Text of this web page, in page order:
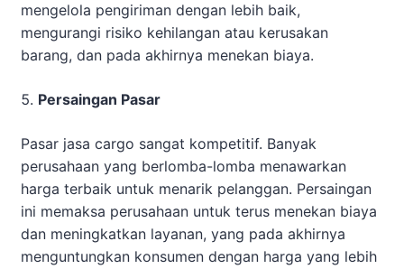
mengelola pengiriman dengan lebih baik,
mengurangi risiko kehilangan atau kerusakan
barang, dan pada akhirnya menekan biaya.
Persaingan Pasar
Pasar jasa cargo sangat kompetitif. Banyak
perusahaan yang berlomba-lomba menawarkan
harga terbaik untuk menarik pelanggan. Persaingan
ini memaksa perusahaan untuk terus menekan biaya
dan meningkatkan layanan, yang pada akhirnya
menguntungkan konsumen dengan harga yang lebih